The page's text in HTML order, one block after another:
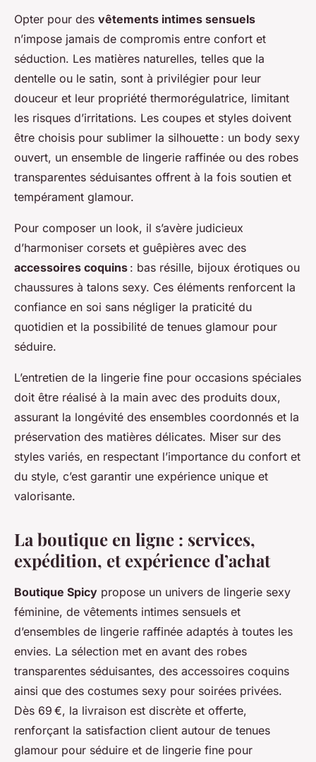
Opter pour des vêtements intimes sensuels
n’impose jamais de compromis entre confort et
séduction. Les matières naturelles, telles que la
dentelle ou le satin, sont à privilégier pour leur
douceur et leur propriété thermorégulatrice, limitant
les risques d’irritations. Les coupes et styles doivent
être choisis pour sublimer la silhouette : un body sexy
ouvert, un ensemble de lingerie raffinée ou des robes
transparentes séduisantes offrent à la fois soutien et
tempérament glamour.
Pour composer un look, il s’avère judicieux
d’harmoniser corsets et guêpières avec des
accessoires coquins : bas résille, bijoux érotiques ou
chaussures à talons sexy. Ces éléments renforcent la
confiance en soi sans négliger la praticité du
quotidien et la possibilité de tenues glamour pour
séduire.
L’entretien de la lingerie fine pour occasions spéciales
doit être réalisé à la main avec des produits doux,
assurant la longévité des ensembles coordonnés et la
préservation des matières délicates. Miser sur des
styles variés, en respectant l’importance du confort et
du style, c’est garantir une expérience unique et
valorisante.
La boutique en ligne : services,
expédition, et expérience d’achat
Boutique Spicy propose un univers de lingerie sexy
féminine, de vêtements intimes sensuels et
d’ensembles de lingerie raffinée adaptés à toutes les
envies. La sélection met en avant des robes
transparentes séduisantes, des accessoires coquins
ainsi que des costumes sexy pour soirées privées.
Dès 69 €, la livraison est discrète et offerte,
renforçant la satisfaction client autour de tenues
glamour pour séduire et de lingerie fine pour